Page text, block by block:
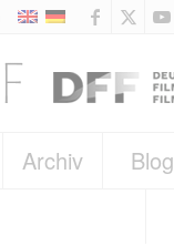
Archiv Blog